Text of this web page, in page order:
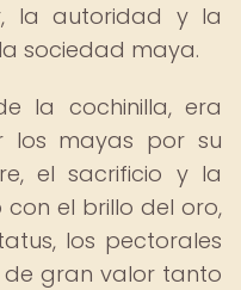
la autoridad y la
sociedad maya.
la cochinilla, era
los mayas por su
el sacrificio y la
el brillo del oro,
los pectorales
de gran valor tanto